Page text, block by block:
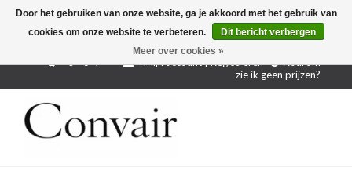
Gratis verzending bij aankoop vanaf € 250,-
Gratis
0 - €--,--
Mijn account | Registreren
Waarom
zie ik geen prijzen?
Stoffen per meter
Door het gebruiken van onze website, ga je akkoord met het gebruik van
cookies om onze website te verbeteren.
Dit bericht verbergen
Meer over cookies »